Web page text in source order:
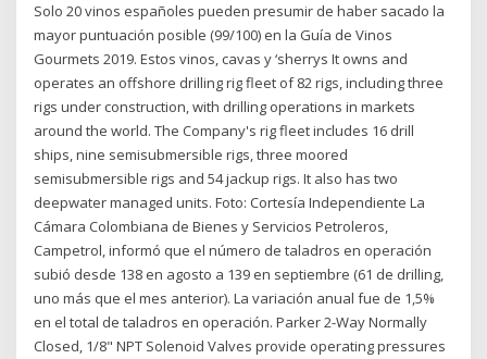
Solo 20 vinos españoles pueden presumir de haber sacado la
mayor puntuación posible (99/100) en la Guía de Vinos
Gourmets 2019. Estos vinos, cavas y ‘sherrys It owns and
operates an offshore drilling rig fleet of 82 rigs, including three
rigs under construction, with drilling operations in markets
around the world. The Company's rig fleet includes 16 drill
ships, nine semisubmersible rigs, three moored
semisubmersible rigs and 54 jackup rigs. It also has two
deepwater managed units. Foto: Cortesía Independiente La
Cámara Colombiana de Bienes y Servicios Petroleros,
Campetrol, informó que el número de taladros en operación
subió desde 138 en agosto a 139 en septiembre (61 de drilling,
uno más que el mes anterior). La variación anual fue de 1,5%
en el total de taladros en operación. Parker 2-Way Normally
Closed, 1/8" NPT Solenoid Valves provide operating pressures